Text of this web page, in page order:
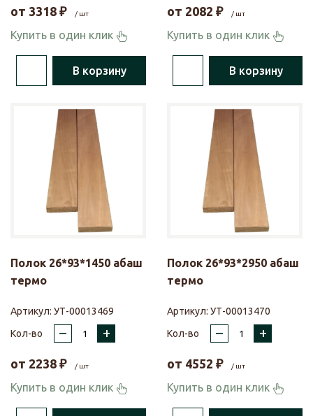
от 3318 ₽ / шт
Купить в один клик
В корзину
от 2082 ₽ / шт
Купить в один клик
В корзину
Полок 26*93*1450 абаш
термо
Артикул: УТ-00013469
Кол-во
– +
от 2238 ₽ / шт
Купить в один клик
Полок 26*93*2950 абаш
термо
Артикул: УТ-00013470
Кол-во
– +
от 4552 ₽ / шт
Купить в один клик